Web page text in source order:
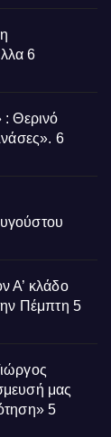
6
: Θερινό
6
Α’ κλάδο
Πέμπτη 5
μας
5